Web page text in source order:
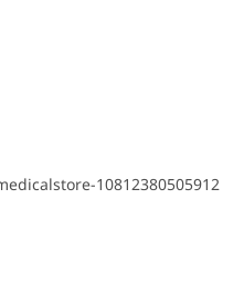
10812380505912